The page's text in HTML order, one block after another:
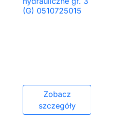
(G) 0510725015
Zobacz
szczegóły